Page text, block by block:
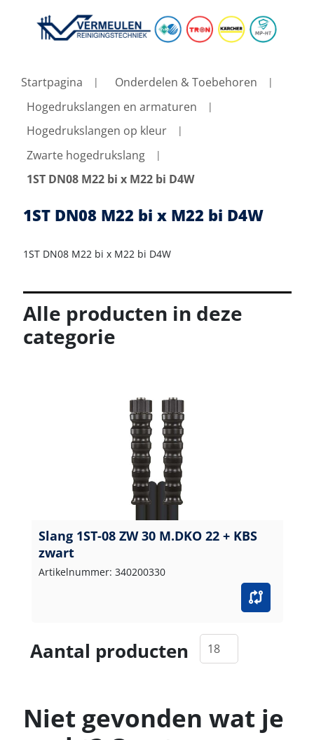
Startpagina
Onderdelen & Toebehoren
Hogedrukslangen en armaturen
Hogedrukslangen op kleur
Zwarte hogedrukslang
1ST DN08 M22 bi x M22 bi D4W
1ST DN08 M22 bi x M22 bi D4W
1ST DN08 M22 bi x M22 bi D4W
Alle producten in deze
categorie
Slang 1ST-08 ZW 30 M.DKO 22 + KBS
zwart
Artikelnummer: 340200330
Aantal producten
Niet gevonden wat je